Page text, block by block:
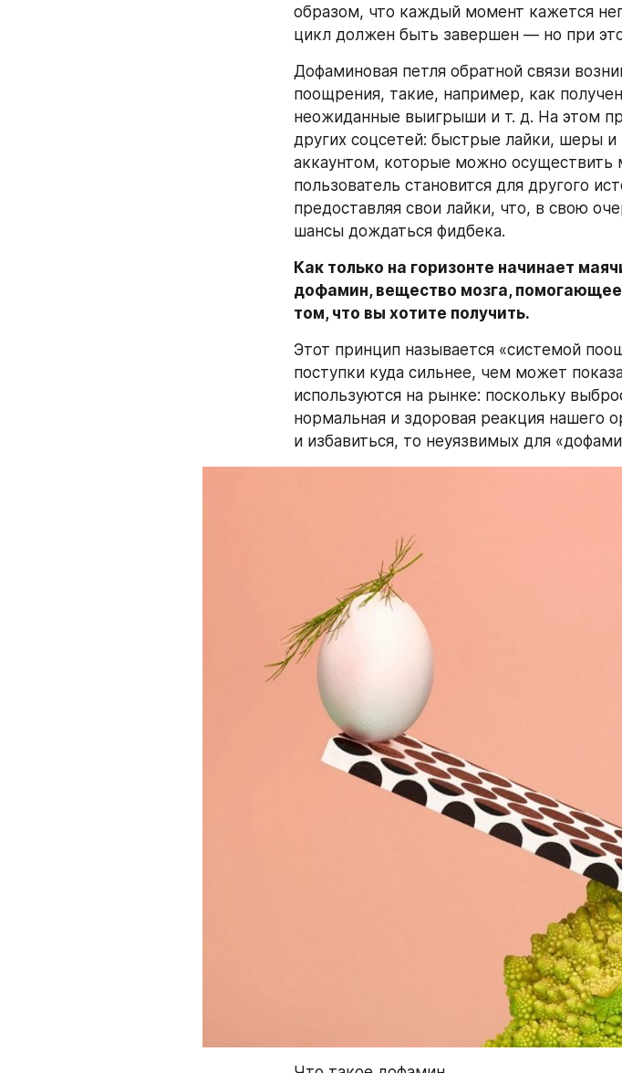
образом, что каждый момент кажется
цикл должен быть завершен — но при
Дофаминовая петля обратной связи
поощрения, такие, например, как
неожиданные выигрыши и т. д. На этом
других соцсетей: быстрые лайки, шеры
аккаунтом, которые можно
пользователь становится для другого
предоставляя свои лайки, что, в свою
шансы дождаться фидбека.
Как только на горизонте начинает
дофамин, вещество мозга,
том, что вы хотите получить.
Этот принцип называется «системой
поступки куда сильнее, чем может
используются на рынке: поскольку
нормальная и здоровая реакция нашего
и избавиться, то неуязвимых для